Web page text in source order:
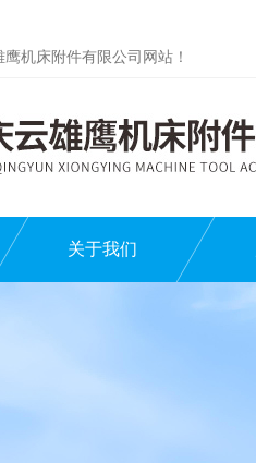
机床附件有限公司网站！
关于我们